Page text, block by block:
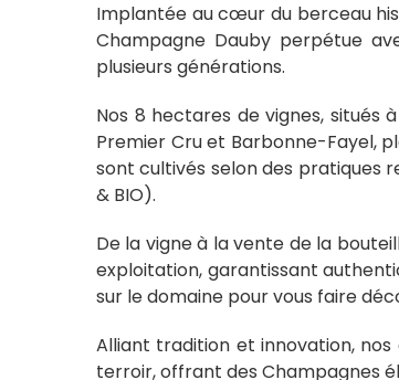
Implantée au cœur du berceau
Champagne Dauby perpétue
plusieurs générations.
Nos 8 hectares de vignes, situés
Premier Cru et Barbonne-Fayel,
sont cultivés selon des pratiques
& BIO).
De la vigne à la vente de la
exploitation, garantissant
sur le domaine pour vous faire
Alliant tradition et innovation,
terroir, offrant des Champagnes